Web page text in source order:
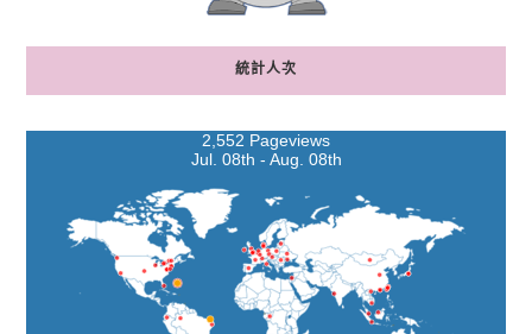
統計人次
2,552 Pageviews
Jul. 08th - Aug. 08th